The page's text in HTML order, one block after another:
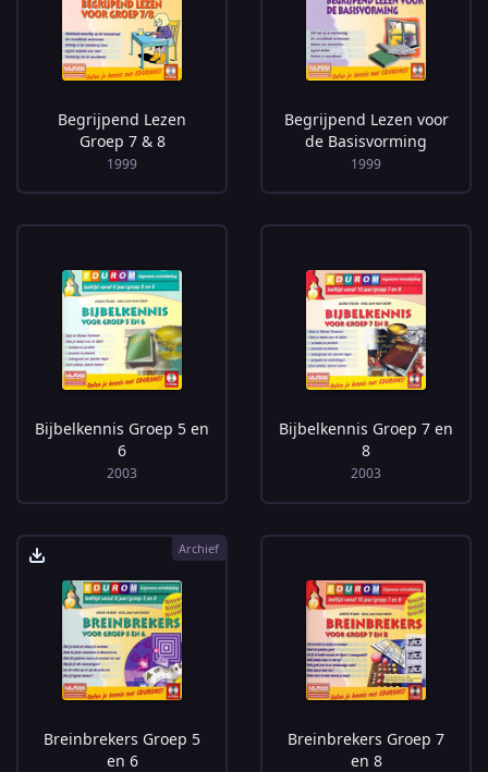
Begrijpend Lezen
Groep 7 & 8
1999
Begrijpend Lezen voor
de Basisvorming
1999
Bijbelkennis Groep 5 en
6
2003
Bijbelkennis Groep 7 en
8
2003
Breinbrekers Groep 5
en 6
Archief
Breinbrekers Groep 7
en 8